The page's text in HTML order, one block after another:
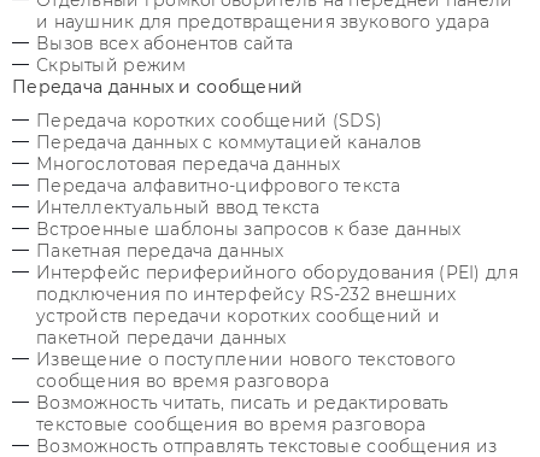
и наушник для предотвращения звукового удара
Вызов всех абонентов сайта
Скрытый режим
Передача данных и сообщений
Передача коротких сообщений (SDS)
Передача данных с коммутацией каналов
Многослотовая передача данных
Передача алфавитно-цифрового текста
Интеллектуальный ввод текста
Встроенные шаблоны запросов к базе данных
Пакетная передача данных
Интерфейс периферийного оборудования (PEI) для
подключения по интерфейсу RS-232 внешних
устройств передачи коротких сообщений и
пакетной передачи данных
Извещение о поступлении нового текстового
сообщения во время разговора
Возможность читать, писать и редактировать
текстовые сообщения во время разговора
Возможность отправлять текстовые сообщения из